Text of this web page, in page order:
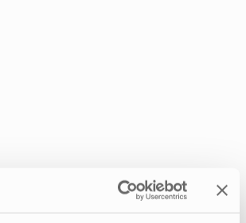
to-end di design, tecnologia